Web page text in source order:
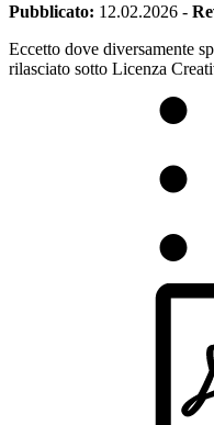
Pubblicato: 12.02.2026 -
Eccetto dove diversamente
rilasciato sotto Licenza